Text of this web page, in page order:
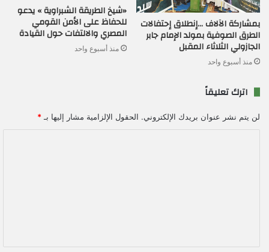
بمشاركة الآلاف …إنطلاق إحتفالات
الطرق الصوفية بمولد الإمام جابر
الجازولي الثلاثاء المقبل
منذ أسبوع واحد
«شيخ الطريقة الشبراوية » يدعو
للحفاظ على الأمن القومي
المصري والالتفات حول القيادة
منذ أسبوع واحد
اترك تعليقاً
لن يتم نشر عنوان بريدك الإلكتروني. الحقول الإلزامية مشار إليها بـ *
ق